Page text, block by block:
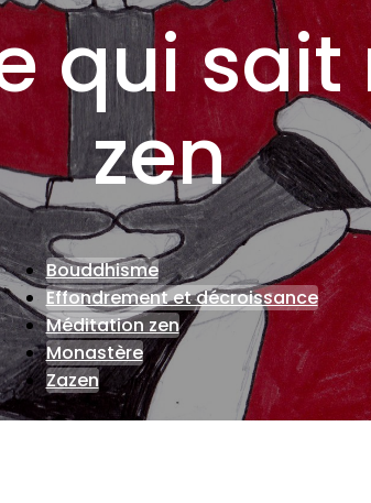
qui sait
zen
Bouddhisme
Effondrement et décroissance
Méditation zen
Monastère
Zazen